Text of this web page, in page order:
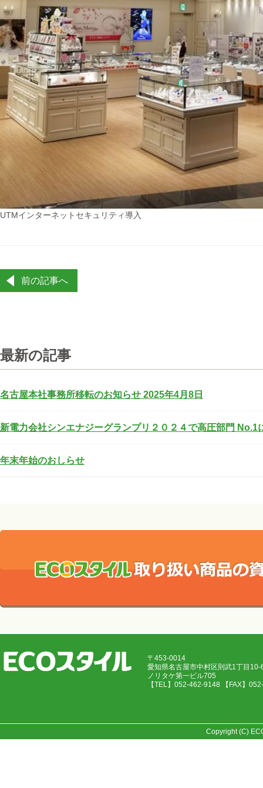
UTMインターネットセキュリティ導入
稿
ー
シ
ン
前の記事へ
最新の記事
名古屋本社事務所移転のお知らせ 2025年4月8日
新電力会社シンエナジーグランプリ２０２４で高圧部門 No.1
年末年始のおしらせ
〒453-0014
愛知県名古屋市中村区則武1丁目
ノリタケ第一ビル705
【TEL】052-462-9148 【FAX】
Copyright (C)